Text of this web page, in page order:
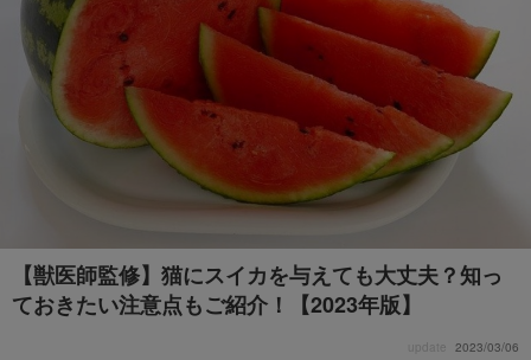
【獣医師監修】猫にスイカを与えても大丈夫？知っ
ておきたい注意点もご紹介！【2023年版】
update 2023/03/06